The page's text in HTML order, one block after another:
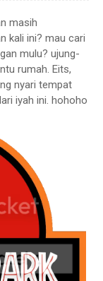
masih
kali ini? mau cari
mulu? ujung-
rumah. Eits,
nyari tempat
iyah ini. hohoho